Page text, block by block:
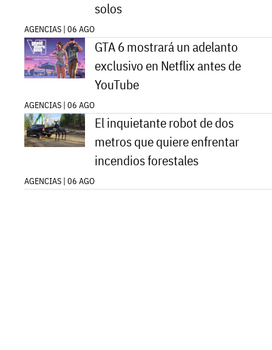
solos
AGENCIAS | 06 AGO
GTA 6 mostrará un adelanto
exclusivo en Netflix antes de
YouTube
AGENCIAS | 06 AGO
El inquietante robot de dos
metros que quiere enfrentar
incendios forestales
AGENCIAS | 06 AGO